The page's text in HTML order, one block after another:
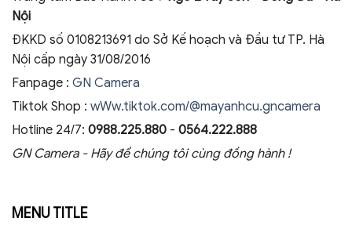
Nội
ĐKKD số 0108213691 do Sở Kế hoạch và Đầu tư TP. Hà
Nội cấp ngày 31/08/2016
Fanpage : GN Camera
Tiktok Shop : wWw.tiktok.com/@mayanhcu.gncamera
Hotline 24/7: 0988.225.880 - 0564.222.888
GN Camera - Hãy để chúng tôi cùng đồng hành !
MENU TITLE